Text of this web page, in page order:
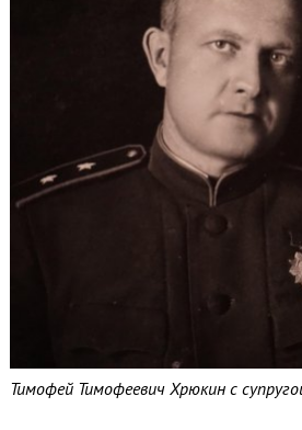
Тимофей Тимофеевич Хрюкин с